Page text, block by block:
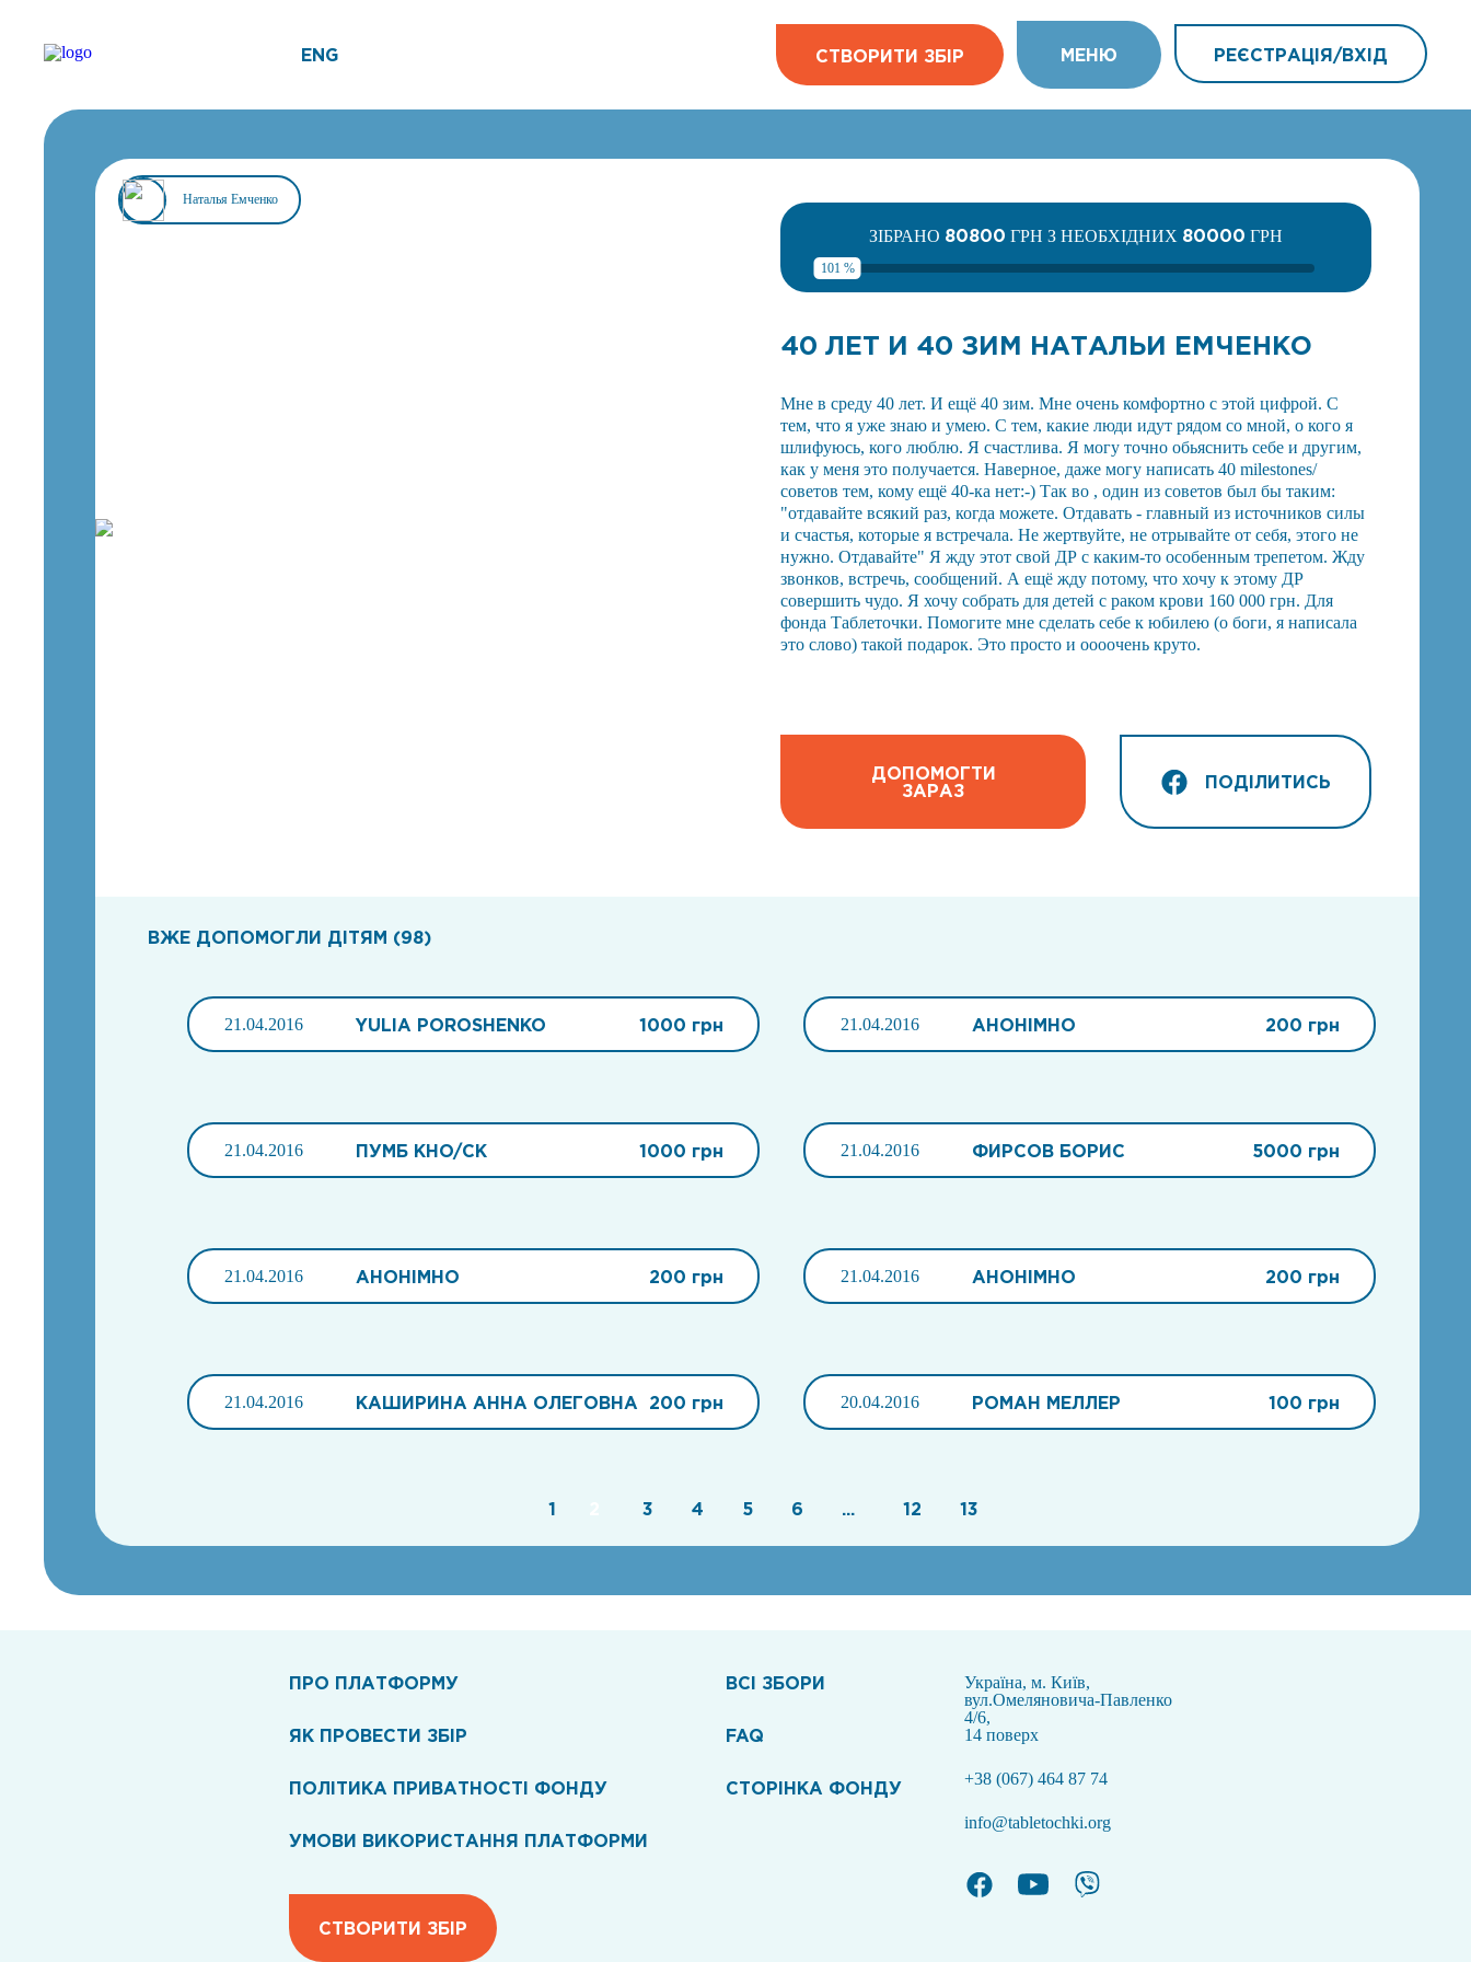
ENG СТВОРИТИ ЗБІР МEНЮ РЕЄСТРАЦІЯ/ВХIД
Наталья Емченко
ЗІБРАНО 80800 ГРН З НЕОБХІДНИХ 80000 ГРН
101 %
40 ЛЕТ И 40 ЗИМ НАТАЛЬИ ЕМЧЕНКО
Мне в среду 40 лет. И ещё 40 зим. Мне очень комфортно с этой цифрой. С
тем, что я уже знаю и умею. С тем, какие люди идут рядом со мной, о кого я
шлифуюсь, кого люблю. Я счастлива. Я могу точно обьяснить себе и другим,
как у меня это получается. Наверное, даже могу написать 40 milestones/
советов тем, кому ещё 40-ка нет:-) Так во , один из советов был бы таким:
"отдавайте всякий раз, когда можете. Отдавать - главный из источников силы
и счастья, которые я встречала. Не жертвуйте, не отрывайте от себя, этого не
нужно. Отдавайте" Я жду этот свой ДР с каким-то особенным трепетом. Жду
звонков, встречь, сообщений. А ещё жду потому, что хочу к этому ДР
совершить чудо. Я хочу собрать для детей с раком крови 160 000 грн. Для
фонда Таблеточки. Помогите мне сделать себе к юбилею (о боги, я написала
это слово) такой подарок. Это просто и оооочень круто.
ДОПОМОГТИ
ЗАРАЗ
ПОДІЛИТИСЬ
ВЖЕ ДОПОМОГЛИ ДІТЯМ (98)
21.04.2016 YULIA POROSHENKO 1000 грн 21.04.2016 АНОНІМНО 200 грн
21.04.2016 ПУМБ KHO/СК 1000 грн 21.04.2016 ФИРСОВ БОРИС 5000 грн
21.04.2016 АНОНІМНО 200 грн 21.04.2016 АНОНІМНО 200 грн
21.04.2016 КАШИРИНА АННА ОЛЕГОВНА 200 грн 20.04.2016 РОМАН МЕЛЛЕР 100 грн
1 3 4 5 6 ... 12 13
ПРО ПЛАТФОРМУ
ЯК ПРОВЕСТИ ЗБІР
ПОЛІТИКА ПРИВАТНОСТІ ФОНДУ
УМОВИ ВИКОРИСТАННЯ ПЛАТФОРМИ
СТВОРИТИ ЗБІР
ВСI ЗБОРИ
FAQ
СТОРІНКА ФОНДУ
Україна, м. Київ,
вул.Омеляновича-Павленко
4/6,
14 поверх
+38 (067) 464 87 74
info@tabletochki.org